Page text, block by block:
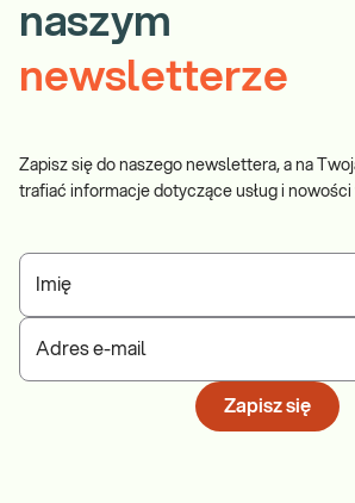
naszym
newsletterze
Zapisz się do naszego newslettera, a na
trafiać informacje dotyczące usług i nowości
Imię
Adres e-mail
Zapisz się